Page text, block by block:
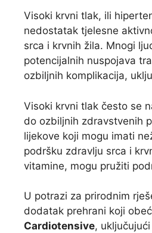
Visoki krvni tlak, ili
nedostatak tjelesne
srca i krvnih žila. Mnogi
potencijalnih nuspojava
ozbiljnih komplikacija,
Visoki krvni tlak često se
do ozbiljnih zdravstvenih
lijekove koji mogu imati
podršku zdravlju srca i
vitamine, mogu pružiti
U potrazi za prirodnim
dodatak prehrani koji
Cardiotensive,